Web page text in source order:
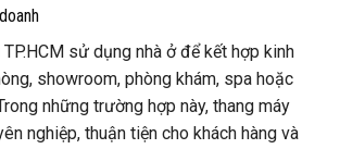
sử dụng nhà ở để kết hợp kinh
showroom, phòng khám, spa hoặc
những trường hợp này, thang máy
nghiệp, thuận tiện cho khách hàng và